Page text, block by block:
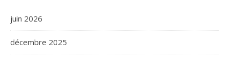
juin 2026
décembre 2025